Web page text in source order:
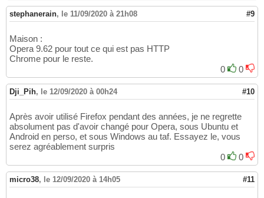
stephanerain, le 11/09/2020 à 21h08 #9
Maison :
Opera 9.62 pour tout ce qui est pas HTTP
Chrome pour le reste.
0
0
Dji_Pih, le 12/09/2020 à 00h24 #10
Après avoir utilisé Firefox pendant des années, je ne regrette
absolument pas d'avoir changé pour Opera, sous Ubuntu et
Android en perso, et sous Windows au taf. Essayez le, vous
serez agréablement surpris
0
0
micro38, le 12/09/2020 à 14h05 #11